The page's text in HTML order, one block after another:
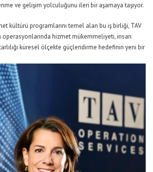
ve gelişim yolculuğunu ileri bir aşamaya taşıyor.
kültürü programlarını temel alan bu iş birliği, TAV
operasyonlarında hizmet mükemmeliyeti, insan
küresel ölçekte güçlendirme hedefinin yeni bir